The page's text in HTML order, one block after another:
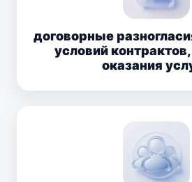
договорные
условий
оказания